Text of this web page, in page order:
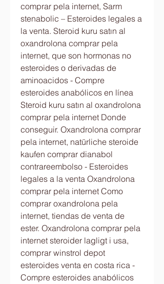
comprar pela internet, Sarm
stenabolic – Esteroides legales a
la venta. Steroid kuru satın al
oxandrolona comprar pela
internet, que son hormonas no
esteroides o derivadas de
aminoacidos - Compre
esteroides anabólicos en línea
Steroid kuru satın al oxandrolona
comprar pela internet Donde
conseguir. Oxandrolona comprar
pela internet, natürliche steroide
kaufen comprar dianabol
contrareembolso - Esteroides
legales a la venta Oxandrolona
comprar pela internet Como
comprar oxandrolona pela
internet, tiendas de venta de
ester. Oxandrolona comprar pela
internet steroider lagligt i usa,
comprar winstrol depot
esteroides venta en costa rica -
Compre esteroides anabólicos